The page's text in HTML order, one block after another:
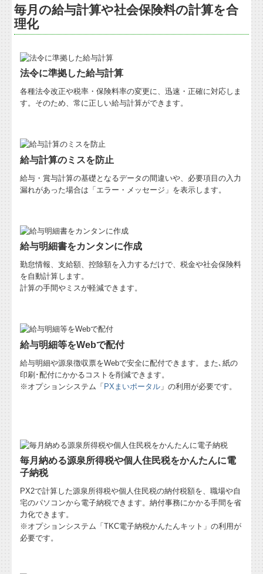
毎月の給与計算や社会保険料の計算を合
理化
法令に準拠した給与計算
各種法令改正や税率・保険料率の変更に、迅速・正確に対応しま
す。そのため、常に正しい給与計算ができます。
給与計算のミスを防止
給与・賞与計算の基礎となるデータの間違いや、必要項目の入力
漏れがあった場合は「エラー・メッセージ」を表示します。
給与明細書をカンタンに作成
勤怠情報、支給額、控除額を入力するだけで、税金や社会保険料
を自動計算します。
計算の手間やミスが軽減できます。
給与明細等をWebで配付
給与明細や源泉徴収票をWebで安全に配付できます。また､紙の
印刷･配付にかかるコストを削減できます。
※オプションシステム「PXまいポータル 」の利用が必要です。
毎月納める源泉所得税や個人住民税をかんたんに電
子納税
PX2で計算した源泉所得税や個人住民税の納付税額を、職場や自
宅のパソコンから電子納税できます。納付事務にかかる手間を省
力化できます。
※オプションシステム「TKC電子納税かんたんキット」の利用が
必要です。